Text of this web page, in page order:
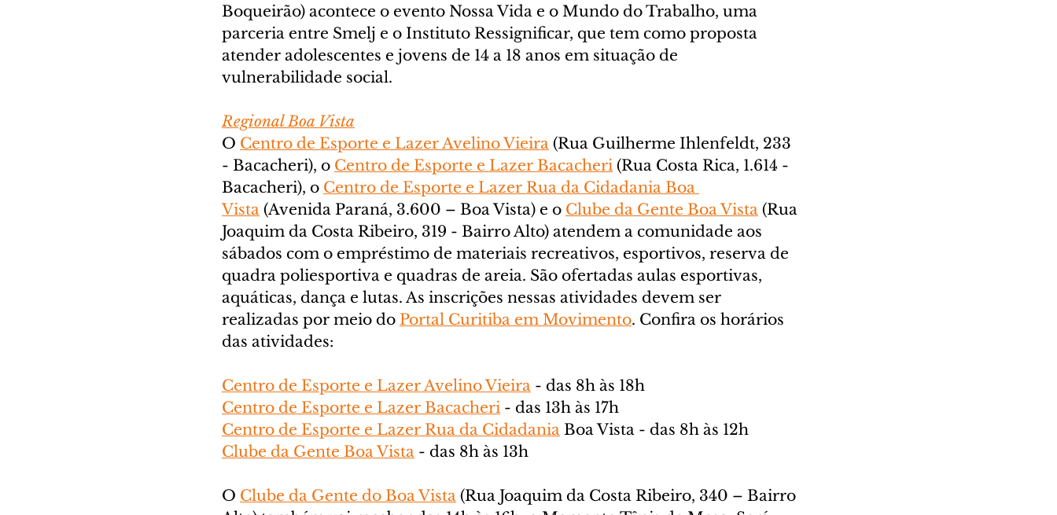
Boqueirão) acontece o evento Nossa Vida e o Mundo do Trabalho, uma
parceria entre Smelj e o Instituto Ressignificar, que tem como proposta
atender adolescentes e jovens de 14 a 18 anos em situação de
vulnerabilidade social.
Regional Boa Vista
O Centro de Esporte e Lazer Avelino Vieira (Rua Guilherme Ihlenfeldt, 233
- Bacacheri), o Centro de Esporte e Lazer Bacacheri (Rua Costa Rica, 1.614 -
Bacacheri), o Centro de Esporte e Lazer Rua da Cidadania Boa
Vista (Avenida Paraná, 3.600 – Boa Vista) e o Clube da Gente Boa Vista (Rua
Joaquim da Costa Ribeiro, 319 - Bairro Alto) atendem a comunidade aos
sábados com o empréstimo de materiais recreativos, esportivos, reserva de
quadra poliesportiva e quadras de areia. São ofertadas aulas esportivas,
aquáticas, dança e lutas. As inscrições nessas atividades devem ser
realizadas por meio do Portal Curitiba em Movimento. Confira os horários
das atividades:
Centro de Esporte e Lazer Avelino Vieira - das 8h às 18h
Centro de Esporte e Lazer Bacacheri - das 13h às 17h
Centro de Esporte e Lazer Rua da Cidadania Boa Vista - das 8h às 12h
Clube da Gente Boa Vista - das 8h às 13h
O Clube da Gente do Boa Vista (Rua Joaquim da Costa Ribeiro, 340 – Bairro